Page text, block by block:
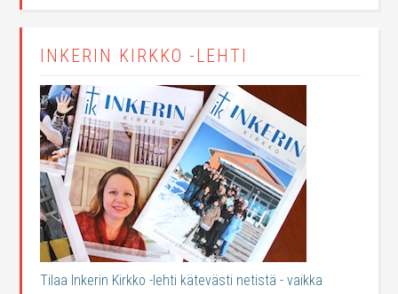
INKERIN KIRKKO -LEHTI
Tilaa Inkerin Kirkko -lehti kätevästi netistä - vaikka